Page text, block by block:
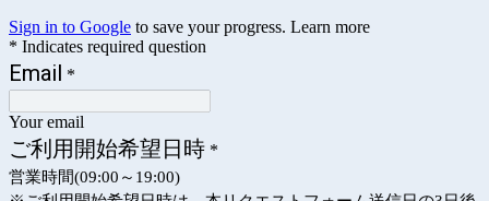
Sign in to Google to save your progress. Learn more
* Indicates required question
Email *
Your email
ご利用開始希望日時 *
営業時間(09:00～19:00)